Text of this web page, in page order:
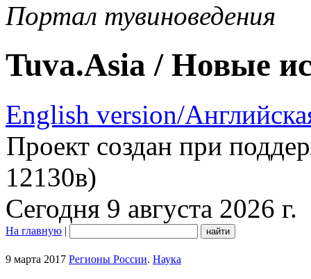
Портал тувиноведения
Tuva.Asia / Новые
English version/
Проект создан при
12130в)
Сегодня 9 августа 2026 г.
На главную |
9 марта 2017 Регионы России. Наука